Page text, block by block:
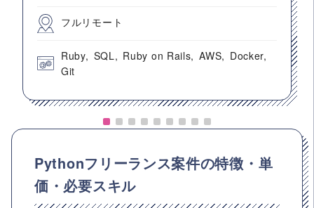
フルリモート
Ruby SQL Ruby on Rails AWS
Docker
Git
Pythonフリーランス案件の特徴・単
価・必要スキル